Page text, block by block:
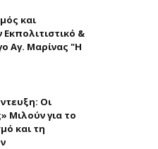
και
&
Αγ. Μαρίνας "Η
Οι
Μιλούν για το
και τη